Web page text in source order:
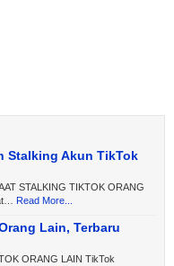
Stalking Akun TikTok
STALKING TIKTOK ORANG
Read More...
Lain, Terbaru
ORANG LAIN TikTok